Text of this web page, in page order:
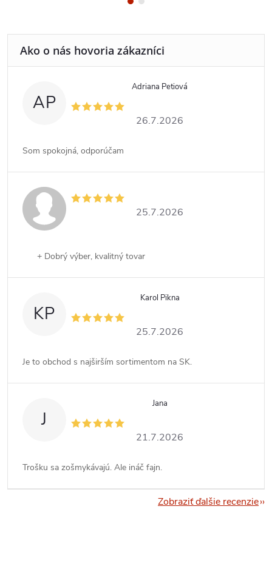
AP
Adriana Petiová
26.7.2026
Som spokojná, odporúčam
25.7.2026
+ Dobrý výber, kvalitný tovar
KP
Karol Pikna
25.7.2026
Je to obchod s najširším sortimentom na SK.
J
Jana
21.7.2026
Trošku sa zošmykávajú. Ale ináč fajn.
Zobraziť ďalšie recenzie